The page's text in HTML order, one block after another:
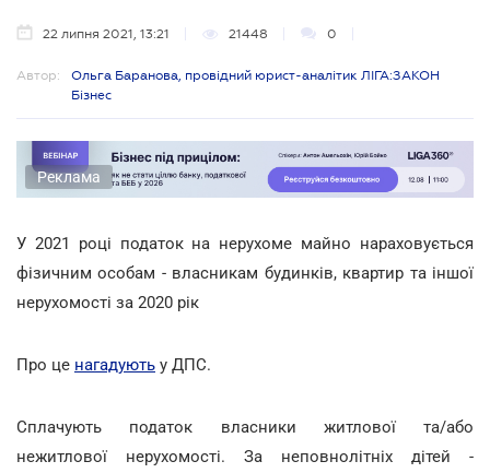
22 липня 2021, 13:21 21448 0
Автор:
Ольга Баранова, провідний юрист-аналітик ЛІГА:ЗАКОН
Бізнес
Реклама
У 2021 році податок на нерухоме майно нараховується
фізичним особам - власникам будинків, квартир та іншої
нерухомості за 2020 рік
Про це нагадують у ДПС.
Сплачують податок власники житлової та/або
нежитлової нерухомості. За неповнолітніх дітей -